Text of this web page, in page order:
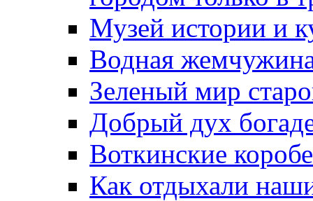
Музей истории и
Водная
Зеленый мир
Добрый дух
Воткинские
Как отдыхали